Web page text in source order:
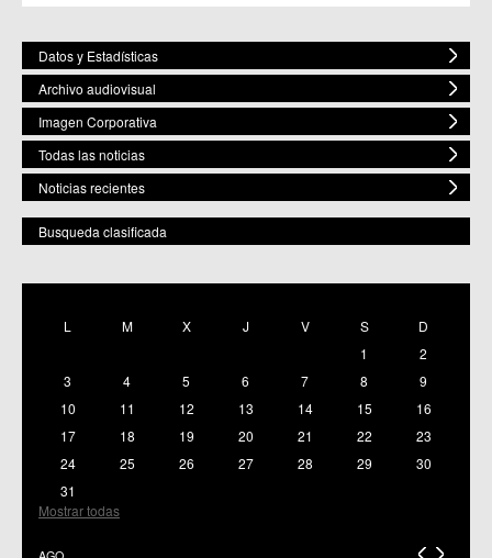
Datos y Estadísticas
Archivo audiovisual
Imagen Corporativa
Todas las noticias
Noticias recientes
Busqueda clasificada
C.M. Baños y Mendigo
C.M. Cañadas de San Pedro
C.C. Churra
C.C. Cobatillas
C.C. Corvera
C.C. El Esparragal
C.C.S. El Palmar
C.C.S. El Ranero
L M X J V S
D
1
2
3
4 5 6 7 8
9
10
11 12 13 14 15
16
17
18 19 20 21 22
23
24
25 26 27 28 29
30
31
Mostrar todas